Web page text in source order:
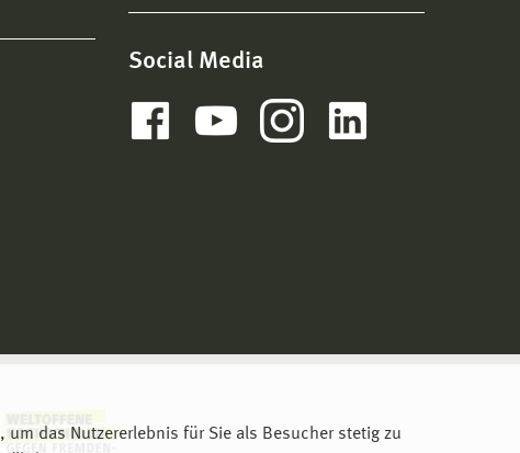
, um das Nutzererlebnis für Sie als Besucher stetig zu
Social Media